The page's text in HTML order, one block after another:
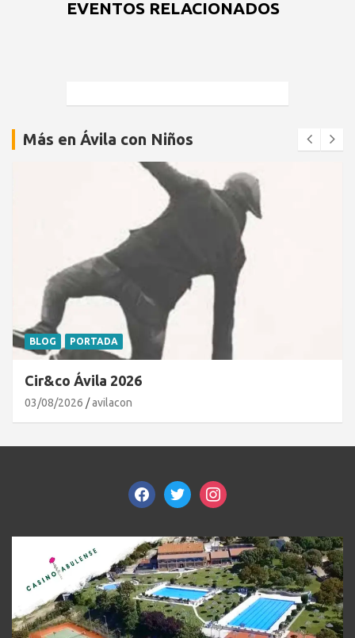
EVENTOS RELACIONADOS
Más en Ávila con Niños
BLOG PORTADA
Cir&co Ávila 2026
03/08/2026 avilacon
facebooktwitterinstagram